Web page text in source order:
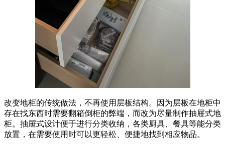
改变地柜的传统做法，不再使用层板结构。因为层板在地柜中
存在找东西时需要翻箱倒柜的弊端，而改为尽量制作抽屉式地
柜。抽屉式设计便于进行分类收纳，各类厨具、餐具等能分类
放置，在需要使用时可以更轻松、便捷地找到相应物品。